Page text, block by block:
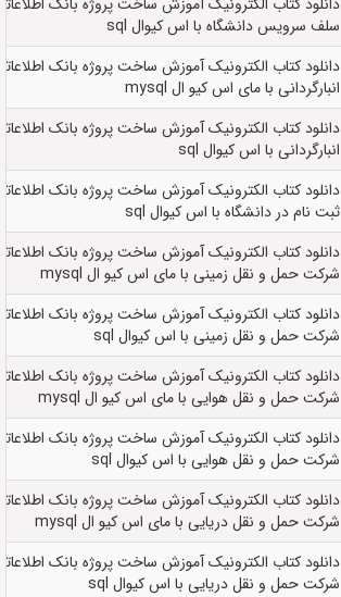
سلف سرویس دانشگاه با اس کیوال sql
دانلود کتاب الکترونيک آموزش ساخت پروژه بانک
انبارگردانی با مای اس کیو ال mysql
دانلود کتاب الکترونيک آموزش ساخت پروژه بانک
انبارگردانی با اس کیوال sql
دانلود کتاب الکترونيک آموزش ساخت پروژه بانک
ثبت نام در دانشگاه با اس کیوال sql
دانلود کتاب الکترونيک آموزش ساخت پروژه بانک
شرکت حمل و نقل زمینی با مای اس کیو ال mysql
دانلود کتاب الکترونيک آموزش ساخت پروژه بانک
شرکت حمل و نقل زمینی با اس کیوال sql
دانلود کتاب الکترونيک آموزش ساخت پروژه بانک
شرکت حمل و نقل هوایی با مای اس کیو ال mysql
دانلود کتاب الکترونيک آموزش ساخت پروژه بانک
شرکت حمل و نقل هوایی با اس کیوال sql
دانلود کتاب الکترونيک آموزش ساخت پروژه بانک
شرکت حمل و نقل دریایی با مای اس کیو ال mysql
دانلود کتاب الکترونيک آموزش ساخت پروژه بانک
شرکت حمل و نقل دریایی با اس کیوال sql